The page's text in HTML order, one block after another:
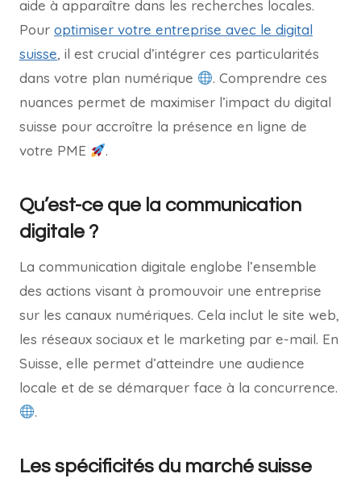
aide à apparaître dans les recherches locales.
Pour optimiser votre entreprise avec le digital
suisse, il est crucial d’intégrer ces particularités
dans votre plan numérique
. Comprendre ces
nuances permet de maximiser l’impact du digital
suisse pour accroître la présence en ligne de
votre PME
.
Qu’est-ce que la communication
digitale ?
La communication digitale englobe l’ensemble
des actions visant à promouvoir une entreprise
sur les canaux numériques. Cela inclut le site web,
les réseaux sociaux et le marketing par e-mail. En
Suisse, elle permet d’atteindre une audience
locale et de se démarquer face à la concurrence.
.
Les spécificités du marché suisse